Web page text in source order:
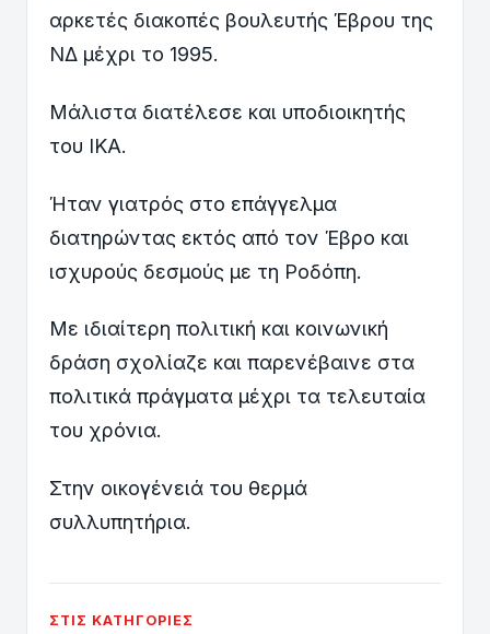
αρκετές διακοπές βουλευτής Έβρου της
ΝΔ μέχρι το 1995.
Μάλιστα διατέλεσε και υποδιοικητής
του ΙΚΑ.
Ήταν γιατρός στο επάγγελμα
διατηρώντας εκτός από τον Έβρο και
ισχυρούς δεσμούς με τη Ροδόπη.
Με ιδιαίτερη πολιτική και κοινωνική
δράση σχολίαζε και παρενέβαινε στα
πολιτικά πράγματα μέχρι τα τελευταία
του χρόνια.
Στην οικογένειά του θερμά
συλλυπητήρια.
ΣΤΙΣ ΚΑΤΗΓΟΡΊΕΣ